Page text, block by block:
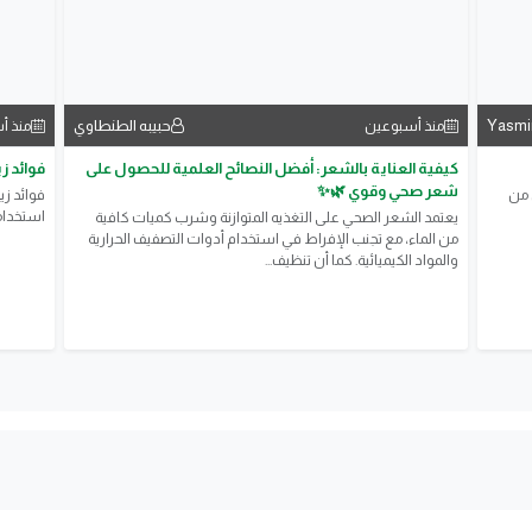
من
منذ أسبوعين حبيبه الطنطاوي
كيفية العناية بالشعر: أفضل النصائح العلمية للحصول على
شعر صحي وقوي 🌿✨
يعتمد الشعر الصحي على التغذيه المتوازنة وشرب كميات كافية
من الماء، مع تجنب الإفراط في استخدام أدوات التصفيف الحرارية
والمواد الكيميائية. كما أن تنظيف...
منذ
فوائد
فوائد